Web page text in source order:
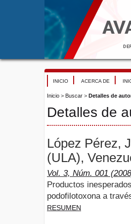
INICIO ACERCA DE
Inicio > Buscar > Detalles de
Detalles de
López Pérez,
(ULA),
Vol. 3, Núm. 001
Productos
podofilotoxona a
RESUMEN